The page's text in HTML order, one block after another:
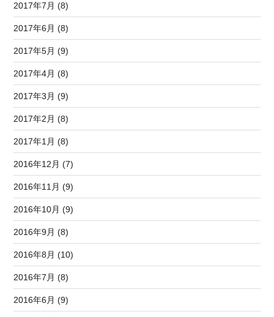
2017年7月 (8)
2017年6月 (8)
2017年5月 (9)
2017年4月 (8)
2017年3月 (9)
2017年2月 (8)
2017年1月 (8)
2016年12月 (7)
2016年11月 (9)
2016年10月 (9)
2016年9月 (8)
2016年8月 (10)
2016年7月 (8)
2016年6月 (9)